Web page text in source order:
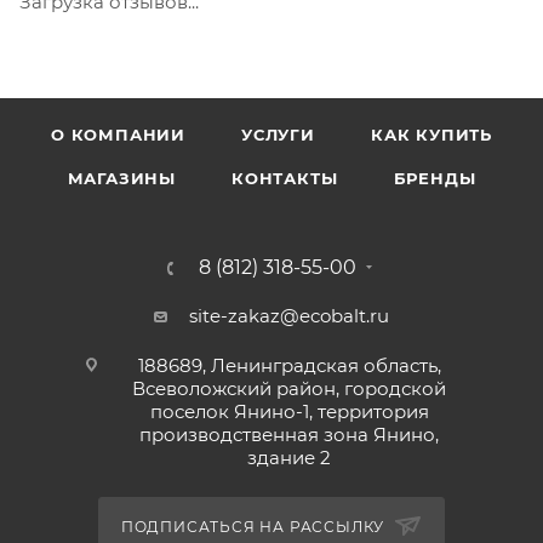
при повышенной влажности и температуре ниже
+7°С Хранение: В плотно закрытой таре при
О КОМПАНИИ УСЛУГИ КАК КУПИТЬ
МАГАЗИНЫ КОНТАКТЫ БРЕНДЫ
8 (812) 318-55-00
site-zakaz@ecobalt.ru
188689, Ленинградская область,
Всеволожский район, городской
поселок Янино-1, территория
производственная зона Янино,
здание 2
ПОДПИСАТЬСЯ НА РАССЫЛКУ